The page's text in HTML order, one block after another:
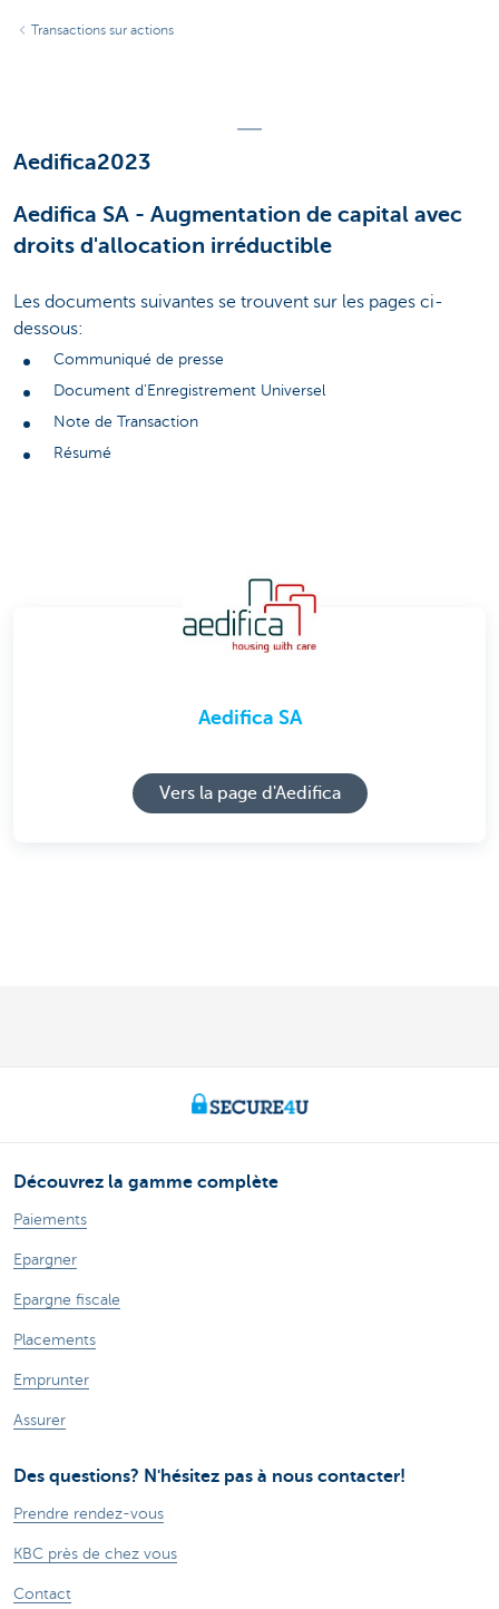
Transactions sur actions
Aedifica2023
Aedifica SA - Augmentation de capital avec
droits d'allocation irréductible
Les documents suivantes se trouvent sur les pages ci-
dessous:
Communiqué de presse
Document d'Enregistrement Universel
Note de Transaction
Résumé
Aedifica SA
Vers la page d'Aedifica
Découvrez la gamme complète
Paiements
Epargner
Epargne fiscale
Placements
Emprunter
Assurer
Des questions? N'hésitez pas à nous contacter!
Prendre rendez-vous
KBC près de chez vous
Contact